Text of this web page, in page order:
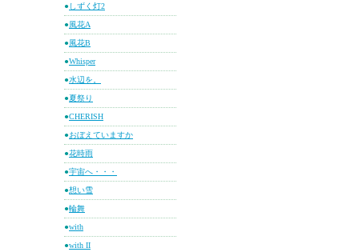
● しずく灯2
●風花A
●風花B
●Whisper
●水辺を。
●夏祭り
●CHERISH
●おぼえていますか
●花時雨
●宇宙へ・・・
●想い雪
●輪舞
●with
●with II